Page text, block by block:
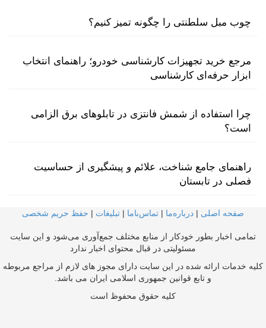
چوب مبل سلطنتی را چگونه تمیز کنیم؟
مرجع خرید تجهیزات کارشناسی خودرو؛ راهنمای انتخاب
ابزار حرفه‌ای کارشناسی
چرا استفاده از شمش فانتزی در تابلوهای برق الزامی
است؟
راهنمای جامع شناخت، علائم و پیشگیری از حساسیت
فصلی در تابستان
صفحه اصلی | درباره‌ما | تماس‌با‌ما | تبلیغات | حفظ حریم شخصی
تمامی اخبار بطور خودکار از منابع مختلف جمع‌آوری می‌شود و این سایت
مسئولیتی در قبال محتوای اخبار ندارد
کلیه خدمات ارائه شده در این سایت دارای مجوز های لازم از مراجع مربوطه
و تابع قوانین جمهوری اسلامی ایران می باشد.
کلیه حقوق محفوظ است